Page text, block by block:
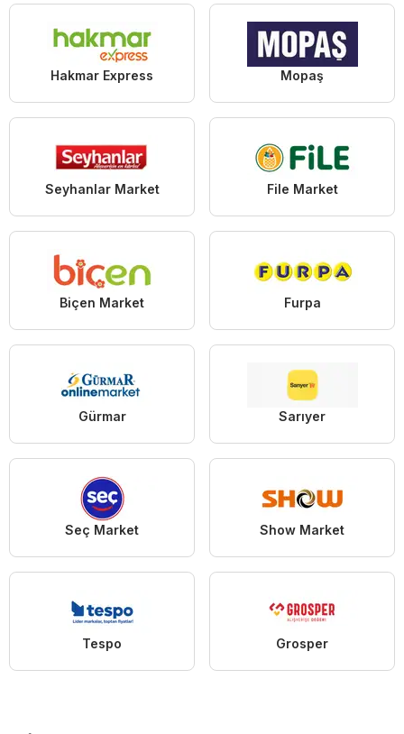
Hakmar Express Mopaş
Seyhanlar Market File Market
Biçen Market Furpa
Gürmar Sarıyer
Seç Market Show Market
Tespo Grosper